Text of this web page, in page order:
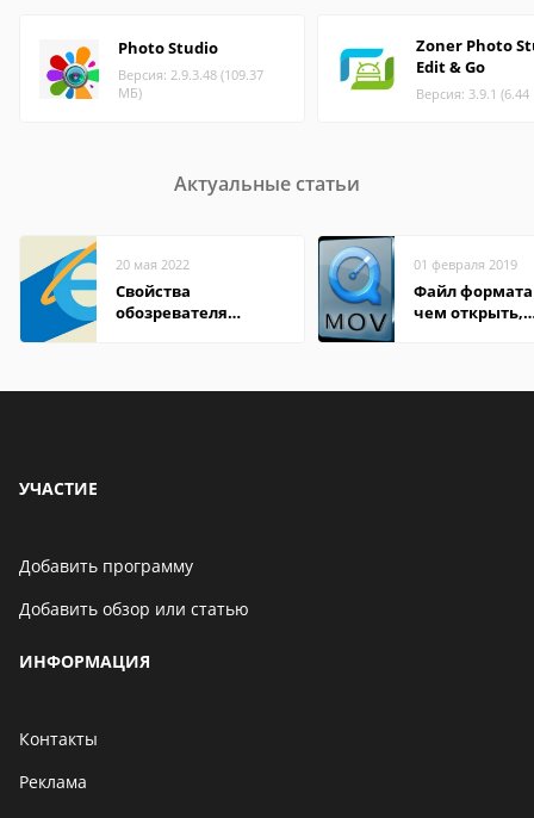
Photo Studio
Версия: 2.9.3.48 (109.37
МБ)
Zoner Photo
Edit & Go
Версия: 3.9.1
Актуальные статьи
20 мая 2022
Свойства
обозревателя
01 февраля 2019
Файл формата
чем открыть,
УЧАСТИЕ
Добавить программу
Добавить обзор или статью
ИНФОРМАЦИЯ
Контакты
Реклама